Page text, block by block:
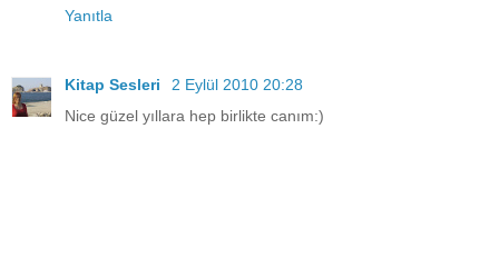
Yanıtla
Kitap Sesleri
2 Eylül 2010 20:28
Nice güzel yıllara hep birlikte canım:)